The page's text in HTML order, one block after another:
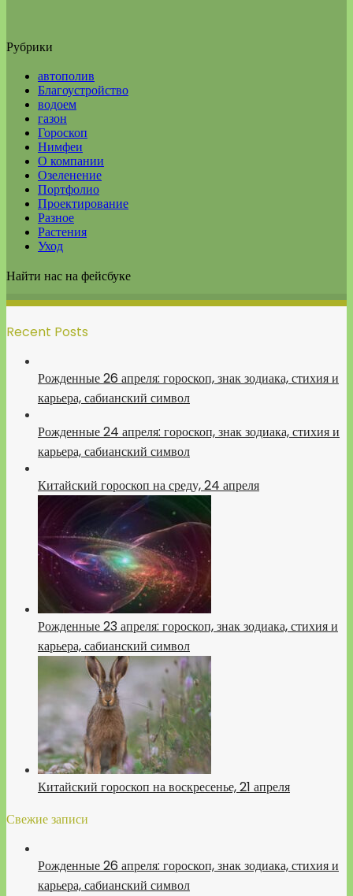
Рубрики
автополив
Благоустройство
водоем
газон
Гороскоп
Нимфеи
О компании
Озеленение
Портфолио
Проектирование
Разное
Растения
Уход
Найти нас на фейсбуке
Recent Posts
Рожденные 26 апреля: гороскоп, знак зодиака, стихия и
карьера, сабианский символ
Рожденные 24 апреля: гороскоп, знак зодиака, стихия и
карьера, сабианский символ
Китайский гороскоп на среду, 24 апреля
Рожденные 23 апреля: гороскоп, знак зодиака, стихия и
карьера, сабианский символ
Китайский гороскоп на воскресенье, 21 апреля
Свежие записи
Рожденные 26 апреля: гороскоп, знак зодиака, стихия и
карьера, сабианский символ